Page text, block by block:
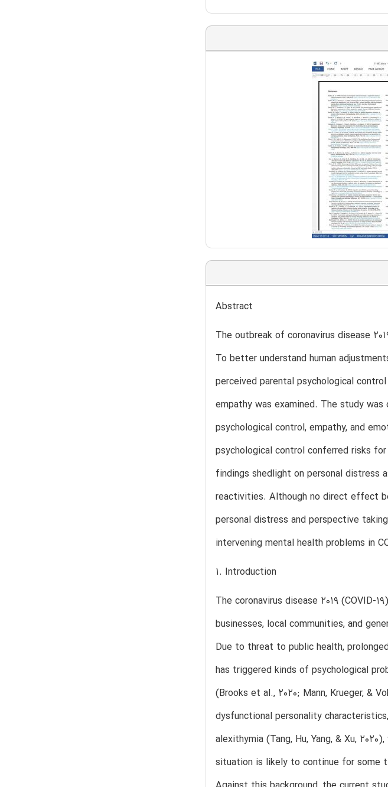
Abstract
The outbreak of coronavirus disease
To better understand human
perceived parental psychological
empathy was examined. The study
psychological control, empathy, and
psychological control conferred risks
findings shedlight on personal distress
reactivities. Although no direct effect
personal distress and perspective
intervening mental health problems in
1. Introduction
The coronavirus disease 2019 (COVID-
businesses, local communities, and
Due to threat to public health,
has triggered kinds of psychological
(Brooks et al., 2020; Mann, Krueger, &
dysfunctional personality
alexithymia (Tang, Hu, Yang, & Xu,
situation is likely to continue for some